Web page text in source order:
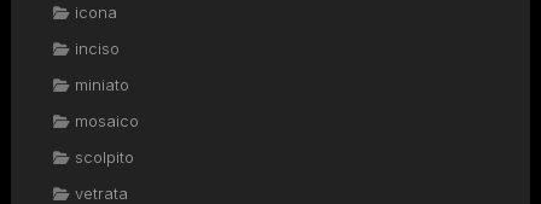
icona
inciso
miniato
mosaico
scolpito
vetrata